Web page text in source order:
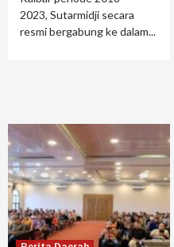
2023, Sutarmidji secara
resmi bergabung ke dalam...